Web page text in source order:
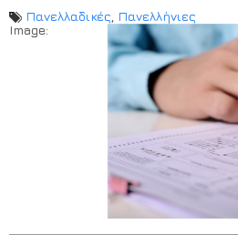
Πανελλαδικές Πανελλήνιες
Image: